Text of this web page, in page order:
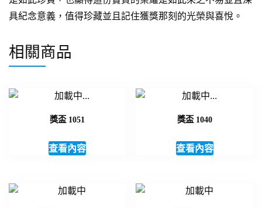
具紀念意義，值得珍藏並且記住獲獎那刻的光榮與喜悅。
相關商品
獎盃 1051
查看內容
獎盃 1040
查看內容